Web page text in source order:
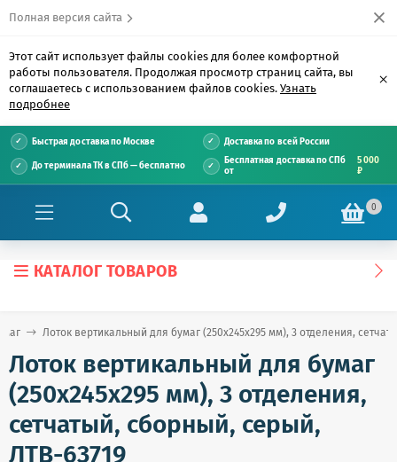
Полная версия сайта
Этот сайт использует файлы cookies для более комфортной
работы пользователя. Продолжая просмотр страниц сайта, вы
соглашаетесь с использованием файлов cookies. Узнать
подробнее
×
Быстрая доставка по Москве Доставка по всей России
До терминала ТК в СПб — бесплатно
Бесплатная доставка по СПб
от
5 000
₽
0
КАТАЛОГ ТОВАРОВ
Лоток вертикальный для бумаг (250х245х295 мм), 3 отделения,
Лоток вертикальный для бумаг
(250х245х295 мм), 3 отделения,
сетчатый, сборный, серый,
ЛТВ-63719